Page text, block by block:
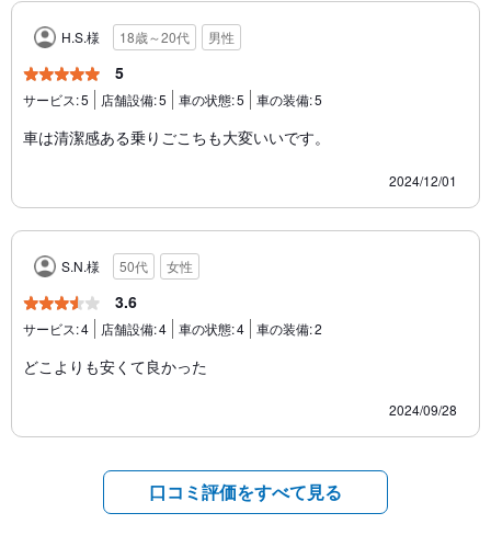
H.S.様 18歳～20代 男性
5
サービス:5 店舗設備:5 車の状態:5 車の装備:5
車は清潔感ある乗りごこちも大変いいです。
2024/12/01
S.N.様 50代 女性
3.6
サービス:4 店舗設備:4 車の状態:4 車の装備:2
どこよりも安くて良かった
2024/09/28
口コミ評価をすべて見る